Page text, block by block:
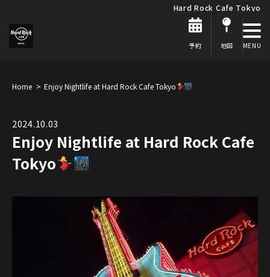
Hard Rock Cafe Tokyo
予約 地図
Home Enjoy Nightlife at Hard Rock Cafe Tokyo
2024.10.03
Enjoy Nightlife at Hard Rock Cafe
Tokyo